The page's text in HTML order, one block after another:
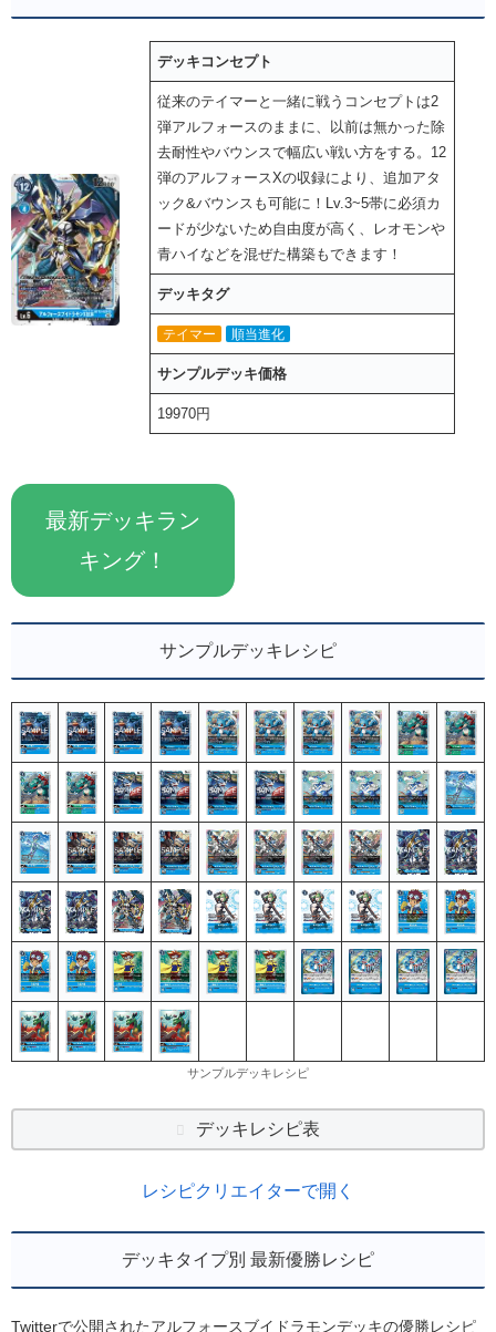
デッキコンセプト
従来のテイマーと一緒に戦うコンセプトは2
弾アルフォースのままに、以前は無かった除
去耐性やバウンスで幅広い戦い方をする。12
弾のアルフォースXの収録により、追加アタ
ック&バウンスも可能に！Lv.3~5帯に必須カ
ードが少ないため自由度が高く、レオモンや
青ハイなどを混ぜた構築もできます！
デッキタグ
テイマー 順当進化
サンプルデッキ価格
19970円
最新デッキラン
キング！
サンプルデッキレシピ
サンプルデッキレシピ
デッキレシピ表
レシピクリエイターで開く
デッキタイプ別 最新優勝レシピ
Twitterで公開されたアルフォースブイドラモンデッキの優勝レシピ